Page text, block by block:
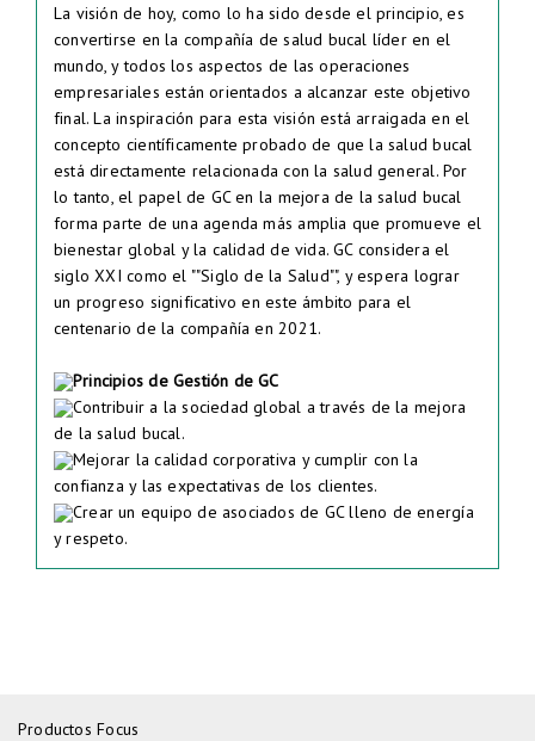
La visión de hoy, como lo ha sido desde el principio, es
convertirse en la compañía de salud bucal líder en el
mundo, y todos los aspectos de las operaciones
empresariales están orientados a alcanzar este objetivo
final. La inspiración para esta visión está arraigada en el
concepto científicamente probado de que la salud bucal
está directamente relacionada con la salud general. Por
lo tanto, el papel de GC en la mejora de la salud bucal
forma parte de una agenda más amplia que promueve el
bienestar global y la calidad de vida. GC considera el
siglo XXI como el ""Siglo de la Salud"", y espera lograr
un progreso significativo en este ámbito para el
centenario de la compañía en 2021.
Principios de Gestión de GC
Contribuir a la sociedad global a través de la mejora
de la salud bucal.
Mejorar la calidad corporativa y cumplir con la
confianza y las expectativas de los clientes.
Crear un equipo de asociados de GC lleno de energía
y respeto.
Productos Focus